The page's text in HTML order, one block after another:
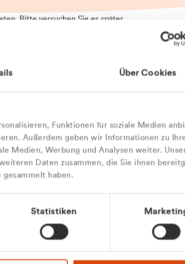
Über Cookies
Funktionen für soziale Medien
Außerdem geben wir Informationen zu
Medien, Werbung und Analysen weiter.
Daten zusammen, die Sie ihnen
gesammelt haben.
Statistiken
Bitte versuchen Sie es später
uns für eventuelle
uns persönlich
für Sie da